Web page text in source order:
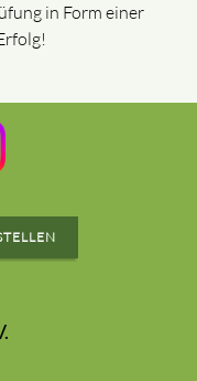
in Form einer